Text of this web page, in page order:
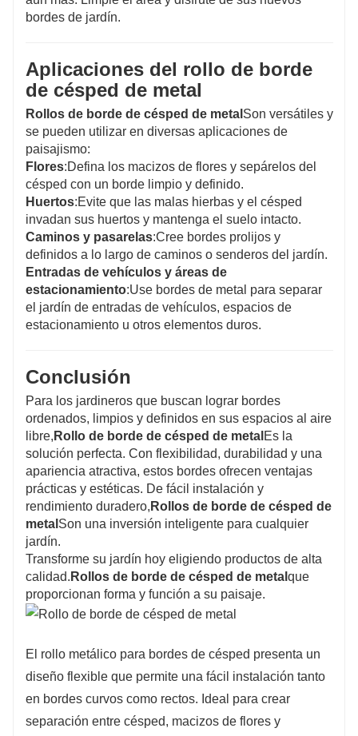
bordes de jardín.
Aplicaciones del rollo de borde
de césped de metal
Rollos de borde de césped de metal Son versátiles y
se pueden utilizar en diversas aplicaciones de
paisajismo:
Flores:Defina los macizos de flores y sepárelos del
césped con un borde limpio y definido.
Huertos:Evite que las malas hierbas y el césped
invadan sus huertos y mantenga el suelo intacto.
Caminos y pasarelas:Cree bordes prolijos y
definidos a lo largo de caminos o senderos del jardín.
Entradas de vehículos y áreas de
estacionamiento:Use bordes de metal para separar
el jardín de entradas de vehículos, espacios de
estacionamiento u otros elementos duros.
Conclusión
Para los jardineros que buscan lograr bordes
ordenados, limpios y definidos en sus espacios al aire
libre, Rollo de borde de césped de metal Es la
solución perfecta. Con flexibilidad, durabilidad y una
apariencia atractiva, estos bordes ofrecen ventajas
prácticas y estéticas. De fácil instalación y
rendimiento duradero, Rollos de borde de césped de
metal Son una inversión inteligente para cualquier
jardín.
Transforme su jardín hoy eligiendo productos de alta
calidad. Rollos de borde de césped de metal que
proporcionan forma y función a su paisaje.
El rollo metálico para bordes de césped presenta un
diseño flexible que permite una fácil instalación tanto
en bordes curvos como rectos. Ideal para crear
separación entre césped, macizos de flores y